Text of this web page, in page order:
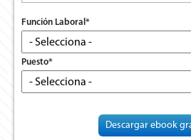
Función Laboral *
Puesto*